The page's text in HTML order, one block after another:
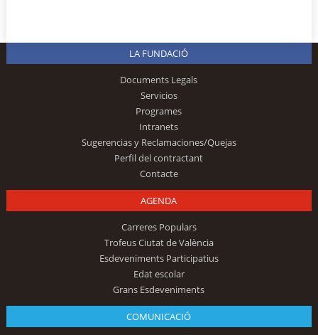
LA FUNDACIÓ
Documents Legals
Servicios
Programes
Intranets
Sugerencias y Reclamaciones/Quejas
Perfil del contractant
Contacte
AGENDA
Carreres Populars
Trofeus Ciutat de València
Esdeveniments Participatius
Edat escolar
Grans Esdeveniments
COMUNICACIÓ